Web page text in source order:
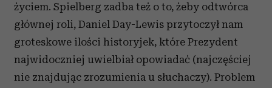
korzystasz z naszej witryny, udostępniamy partnerom
społecznościowym, reklamowym i analitycznym.
Partnerzy mogą połączyć te informacje z innymi danymi
otrzymanymi od Ciebie lub uzyskanymi podczas
korzystania z ich usług.
życiem. Spielberg zadba też o to, żeby odtwórca
głównej roli, Daniel Day-Lewis przytoczył nam
groteskowe ilości historyjek, które Prezydent
najwidoczniej uwielbiał opowiadać (najczęściej
nie znajdując zrozumienia u słuchaczy). Problem